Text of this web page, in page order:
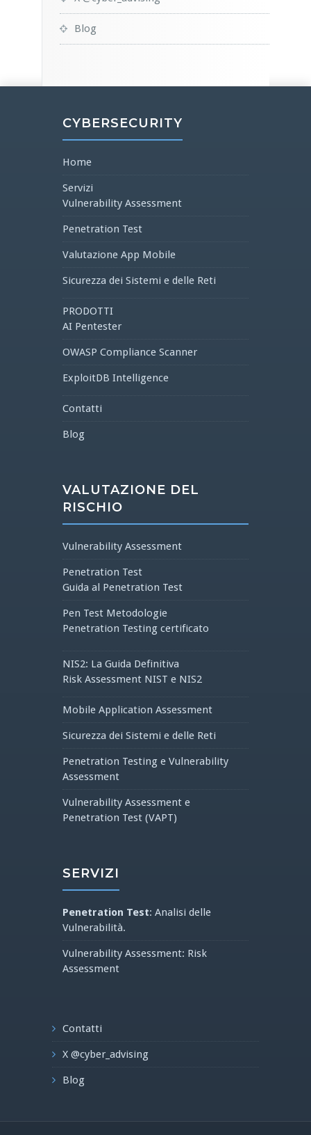
Blog
CYBERSECURITY
Home
Servizi
Vulnerability Assessment
Penetration Test
Valutazione App Mobile
Sicurezza dei Sistemi e delle Reti
PRODOTTI
AI Pentester
OWASP Compliance Scanner
ExploitDB Intelligence
Contatti
Blog
VALUTAZIONE DEL
RISCHIO
Vulnerability Assessment
Penetration Test
Guida al Penetration Test
Pen Test Metodologie
Penetration Testing certificato
NIS2: La Guida Definitiva
Risk Assessment NIST e NIS2
Mobile Application Assessment
Sicurezza dei Sistemi e delle Reti
Penetration Testing e Vulnerability
Assessment
Vulnerability Assessment e
Penetration Test (VAPT)
SERVIZI
Penetration Test: Analisi delle
Vulnerabilità.
Vulnerability Assessment: Risk
Assessment
Contatti
X @cyber_advising
Blog